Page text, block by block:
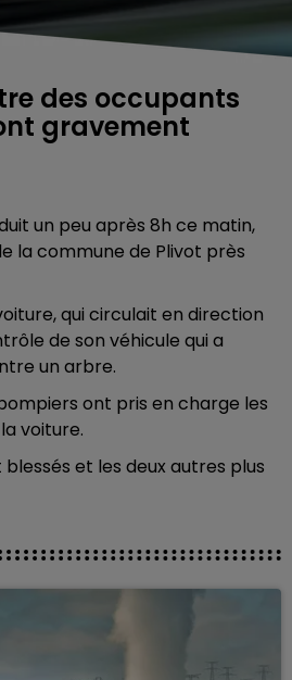
des occupants
gravement
un peu après 8h ce matin,
la commune de Plivot près
qui circulait en direction
de son véhicule qui a
un arbre.
ont pris en charge les
voiture.
et les deux autres plus